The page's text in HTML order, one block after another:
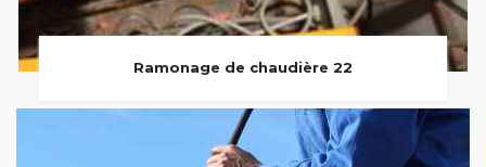
Ramonage de chaudière 22